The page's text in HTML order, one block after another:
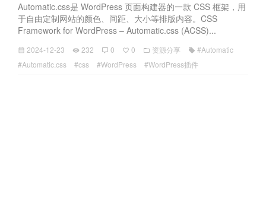
Automatic.css是 WordPress 页面构建器的一款 CSS 框架，用
于自由定制网站的颜色、间距、大小等排版内容。CSS
Framework for WordPress – Automatic.css (ACSS)...
2024-12-23 232 0 0 资源分享
#Automatic
#Automatic.css
#css #WordPress #WordPress插件